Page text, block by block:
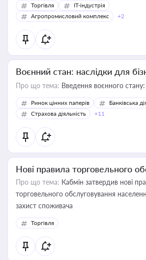
Торгівля
IT-індустрія
Агропромисловий комплекс
+2
Воєнний стан: наслідки для
Про що тема: Введення воєнного
Ринок цінних паперів
Банківська
Страхова діяльність
+11
Нові правила торговельного
Про що тема: Кабмін затвердив нові
торговельного обслуговування
захист споживача
Торгівля